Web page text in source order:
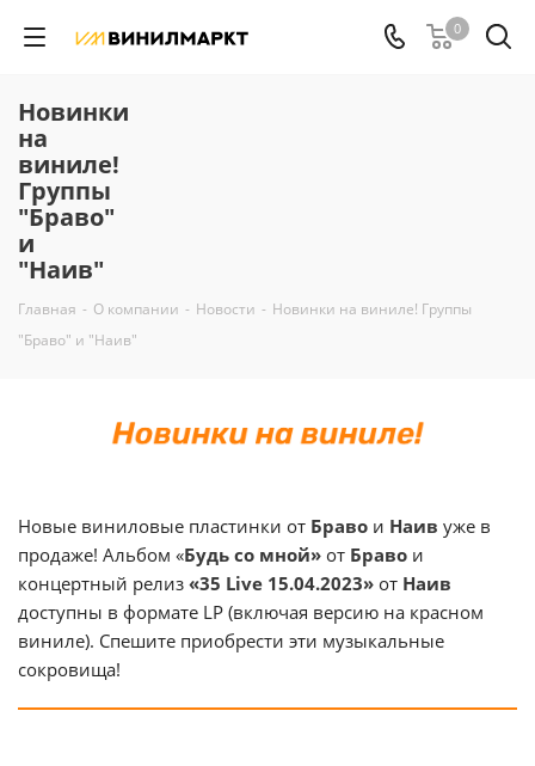
0
Новинки
на
виниле!
Группы
"Браво"
и
"Наив"
Главная - О компании - Новости - Новинки на виниле! Группы
"Браво" и "Наив"
Новые виниловые пластинки от Браво и Наив уже в
продаже! Альбом «Будь со мной» от Браво и
концертный релиз «35 Live 15.04.2023» от Наив
доступны в формате LP (включая версию на красном
виниле). Спешите приобрести эти музыкальные
сокровища!